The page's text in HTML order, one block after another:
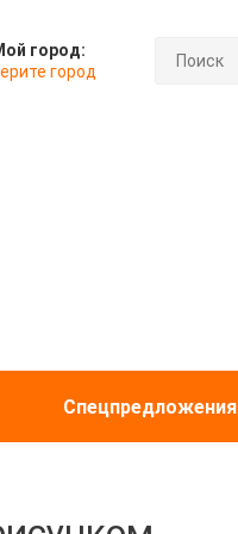
город:
город
Спецпредложения